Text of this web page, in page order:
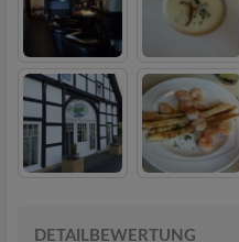
DETAILBEWERTUNG